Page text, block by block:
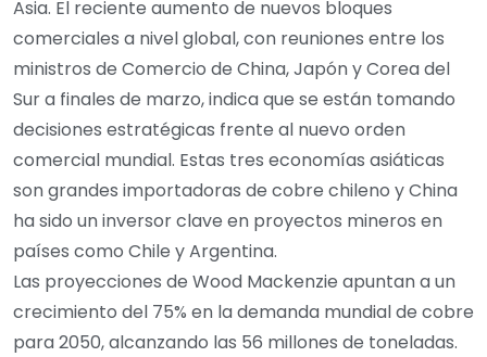
Asia. El reciente aumento de nuevos bloques
comerciales a nivel global, con reuniones entre los
ministros de Comercio de China, Japón y Corea del
Sur a finales de marzo, indica que se están tomando
decisiones estratégicas frente al nuevo orden
comercial mundial. Estas tres economías asiáticas
son grandes importadoras de cobre chileno y China
ha sido un inversor clave en proyectos mineros en
países como Chile y Argentina.
Las proyecciones de Wood Mackenzie apuntan a un
crecimiento del 75% en la demanda mundial de cobre
para 2050, alcanzando las 56 millones de toneladas.